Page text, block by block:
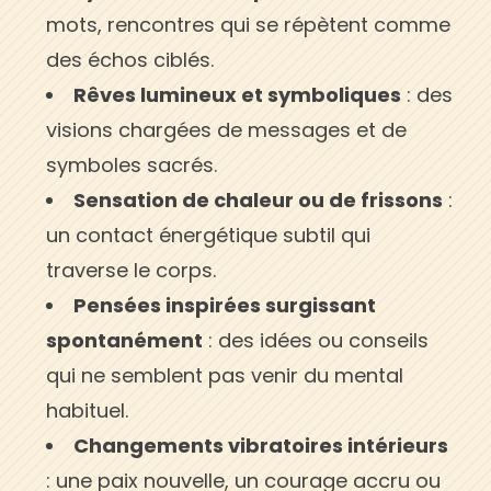
mots, rencontres qui se répètent comme
des échos ciblés.
Rêves lumineux et symboliques : des
visions chargées de messages et de
symboles sacrés.
Sensation de chaleur ou de frissons :
un contact énergétique subtil qui
traverse le corps.
Pensées inspirées surgissant
spontanément : des idées ou conseils
qui ne semblent pas venir du mental
habituel.
Changements vibratoires intérieurs
: une paix nouvelle, un courage accru ou